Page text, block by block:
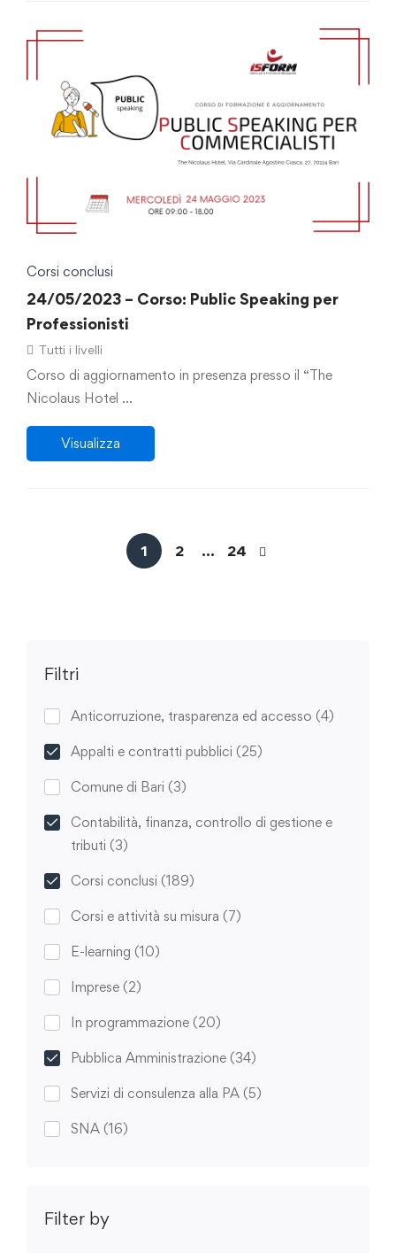
Filtri
Anticorruzione, trasparenza ed accesso (4)
Appalti e contratti pubblici (25)
Comune di Bari (3)
Contabilità, finanza, controllo di gestione e
tributi (3)
Corsi conclusi (189)
Corsi e attività su misura (7)
E-learning (10)
Imprese (2)
In programmazione (20)
Pubblica Amministrazione (34)
Servizi di consulenza alla PA (5)
SNA (16)
Filter by
Corsi conclusi
24/05/2023 – Corso: Public Speaking per
Professionisti
Tutti i livelli
Corso di aggiornamento in presenza presso il “The
Nicolaus Hotel …
Visualizza
1 2 … 24